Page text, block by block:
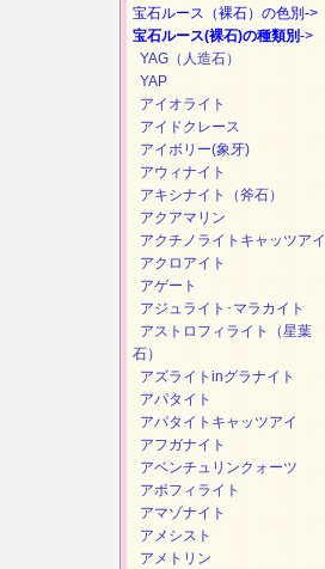
宝石ルース（裸石）の色別->
宝石ルース(裸石)の種類別->
YAG（人造石）
YAP
アイオライト
アイドクレース
アイボリー(象牙)
アウィナイト
アキシナイト（斧石）
アクアマリン
アクチノライトキャッツアイ
アクロアイト
アゲート
アジュライト･マラカイト
アストロフィライト（星葉
石）
アズライトinグラナイト
アパタイト
アパタイトキャッツアイ
アフガナイト
アベンチュリンクォーツ
アポフィライト
アマゾナイト
アメシスト
アメトリン